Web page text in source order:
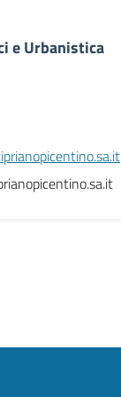
e Urbanistica